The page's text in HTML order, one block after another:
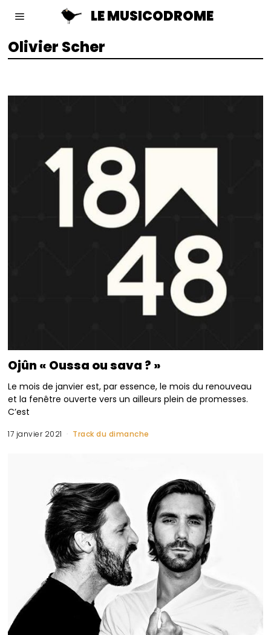
LE MUSICODROME
Olivier Scher
Ojûn « Oussa ou sava ? »
Le mois de janvier est, par essence, le mois du renouveau
et la fenêtre ouverte vers un ailleurs plein de promesses.
C’est
17 janvier 2021 Track du dimanche